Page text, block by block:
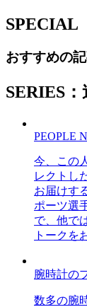
SPECIAL
おすすめの
SERIES：
PEOPLE
今、この
レクトし
お届けす
ポーツ選
で、他で
トークを
腕時計の
数多の腕